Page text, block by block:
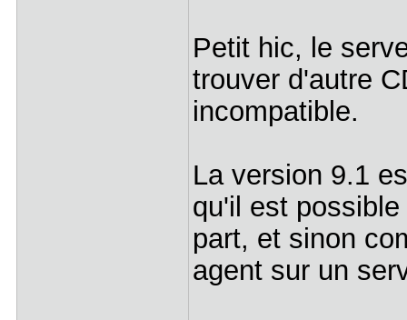
Petit hic, le
trouver d'autre
incompatible.
La version 9.1
qu'il est
part, et sinon
agent sur un